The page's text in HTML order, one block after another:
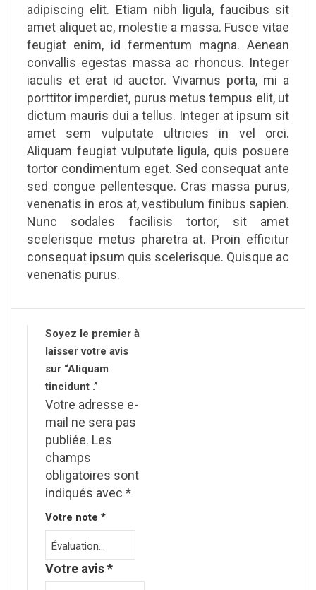
adipiscing elit. Etiam nibh ligula, faucibus sit
amet aliquet ac, molestie a massa. Fusce vitae
feugiat enim, id fermentum magna. Aenean
convallis egestas massa ac rhoncus. Integer
iaculis et erat id auctor. Vivamus porta, mi a
porttitor imperdiet, purus metus tempus elit, ut
dictum mauris dui a tellus. Integer at ipsum sit
amet sem vulputate ultricies in vel orci.
Aliquam feugiat vulputate ligula, quis posuere
tortor condimentum eget. Sed consequat ante
sed congue pellentesque. Cras massa purus,
venenatis in eros at, vestibulum finibus sapien.
Nunc sodales facilisis tortor, sit amet
scelerisque metus pharetra at. Proin efficitur
consequat ipsum quis scelerisque. Quisque ac
venenatis purus.
Soyez le premier à
laisser votre avis
sur “Aliquam
tincidunt .”
Votre adresse e-
mail ne sera pas
publiée. Les
champs
obligatoires sont
indiqués avec *
Votre note *
Votre avis*